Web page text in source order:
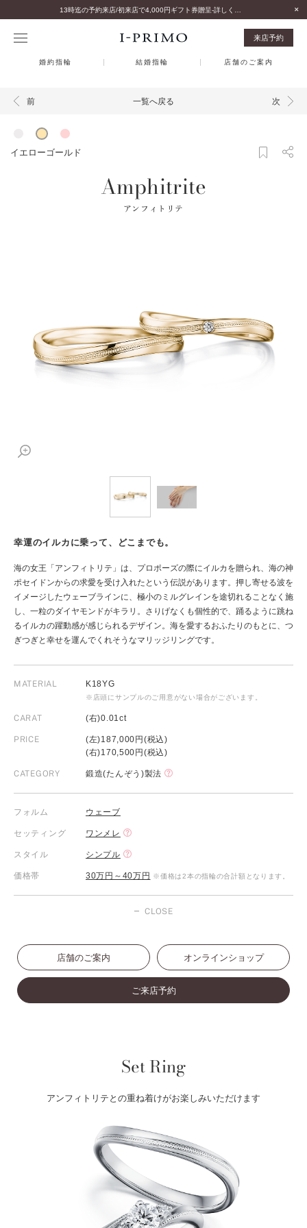
来店予約
婚約指輪 結婚指輪 店舗のご案内
前 一覧へ戻る 次
イエローゴールド
Amphitrite
アンフィトリテ
幸運のイルカに乗って、どこまでも。
海の女王「アンフィトリテ」は、プロポーズの際にイルカを贈られ、海の神
ポセイドンからの求愛を受け入れたという伝説があります。押し寄せる波を
イメージしたウェーブラインに、極小のミルグレインを途切れることなく施
し、一粒のダイヤモンドがキラリ。さりげなくも個性的で、踊るように跳ね
るイルカの躍動感が感じられるデザイン。海を愛するおふたりのもとに、つ
ぎつぎと幸せを運んでくれそうなマリッジリングです。
MATERIAL K18YG
※店頭にサンプルのご用意がない場合がございます。
CARAT (右)0.01ct
PRICE
(左)187,000円(税込)
(右)170,500円(税込)
CATEGORY 鍛造(たんぞう)製法
フォルム ウェーブ
セッティング ワンメレ
スタイル シンプル
価格帯 30万円～40万円 ※価格は2本の指輪の合計額となります。
CLOSE
店舗のご案内 オンラインショップ
ご来店予約
Set Ring
アンフィトリテとの重ね着けがお楽しみいただけます